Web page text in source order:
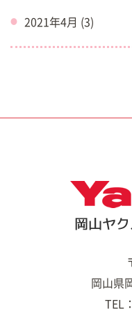
2021年4月 (3)
岡山県
TEL